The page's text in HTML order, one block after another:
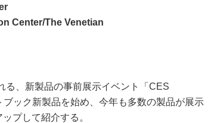
The Venetian
、新製品の事前展示イベント「CES
ック新製品を始め、今年も多数の製品が展示
プして紹介する。